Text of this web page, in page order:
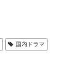
国内ドラマ